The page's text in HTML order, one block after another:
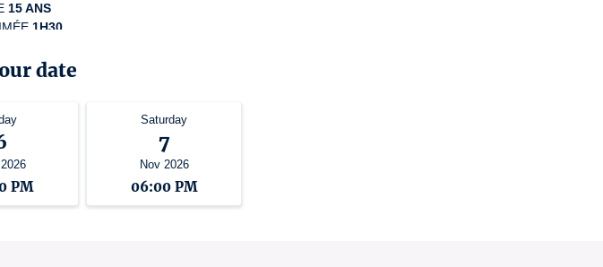
15 ANS
1H30
date
PM
Saturday
7
Nov 2026
06:00 PM